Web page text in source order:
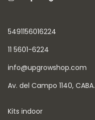
5491156016224
11 5601-6224
info@upgrowshop.com
Av. del Campo 1140, CABA.
Kits indoor